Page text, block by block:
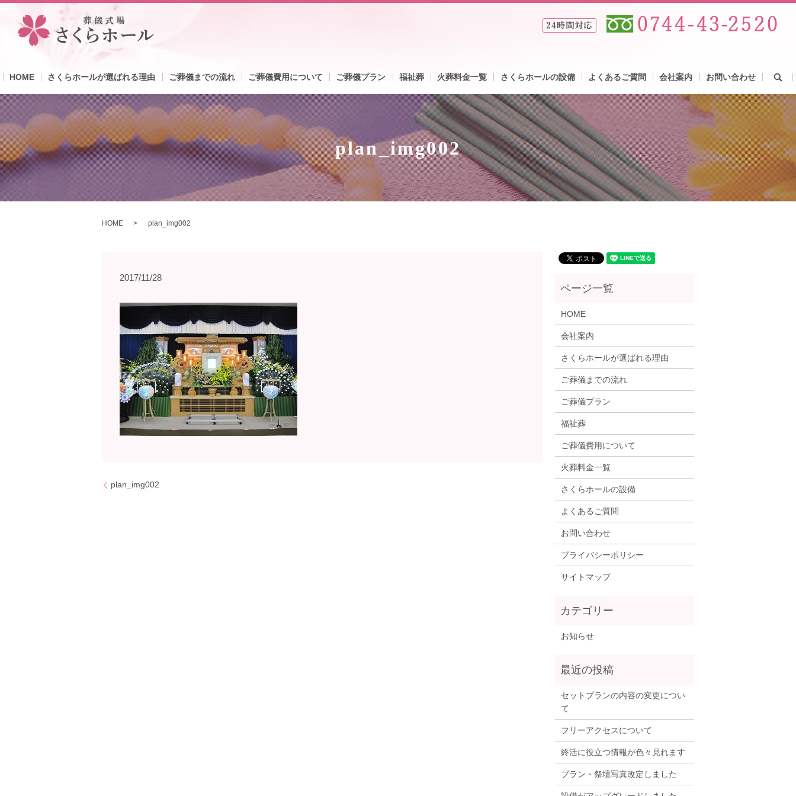
HOME さくらホールが選ばれる理由 ご葬儀までの流れ ご葬儀費用について ご葬儀プラン 福祉葬 火葬料金一覧 さくらホールの設備 よくあるご質問 会社案内 お問い合わせ
plan_img002
HOME plan_img002
2017/11/28
plan_img002
HOME
会社案内
さくらホールが選ばれる理由
ご葬儀までの流れ
ご葬儀プラン
福祉葬
ご葬儀費用について
火葬料金一覧
さくらホールの設備
よくあるご質問
お問い合わせ
プライバシーポリシー
サイトマップ
お知らせ
セットプランの内容の変更につい
て
フリーアクセスについて
終活に役立つ情報が色々見れます
プラン・祭壇写真改定しました